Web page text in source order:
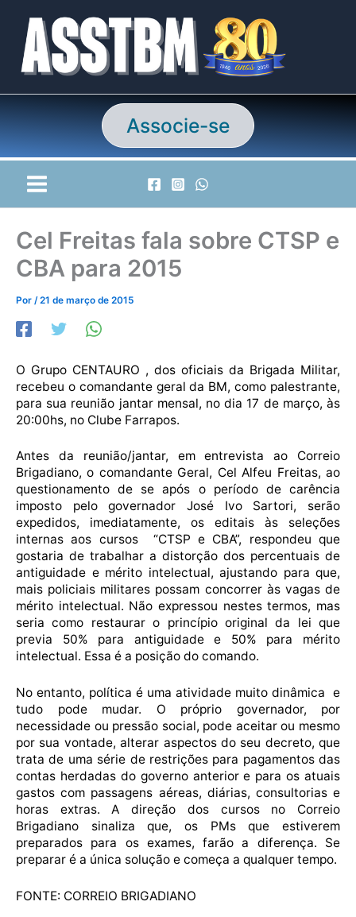
conteúdo
Associe-se
Cel Freitas fala sobre CTSP e
CBA para 2015
Por /21 de março de 2015
O Grupo CENTAURO , dos oficiais da Brigada Militar,
recebeu o comandante geral da BM, como palestrante,
para sua reunião jantar mensal, no dia 17 de março, às
20:00hs, no Clube Farrapos.
Antes da reunião/jantar, em entrevista ao Correio
Brigadiano, o comandante Geral, Cel Alfeu Freitas, ao
questionamento de se após o período de carência
imposto pelo governador José Ivo Sartori, serão
expedidos, imediatamente, os editais às seleções
internas aos cursos “CTSP e CBA”, respondeu que
gostaria de trabalhar a distorção dos percentuais de
antiguidade e mérito intelectual, ajustando para que,
mais policiais militares possam concorrer às vagas de
mérito intelectual. Não expressou nestes termos, mas
seria como restaurar o princípio original da lei que
previa 50% para antiguidade e 50% para mérito
intelectual. Essa é a posição do comando.
No entanto, política é uma atividade muito dinâmica e
tudo pode mudar. O próprio governador, por
necessidade ou pressão social, pode aceitar ou mesmo
por sua vontade, alterar aspectos do seu decreto, que
trata de uma série de restrições para pagamentos das
contas herdadas do governo anterior e para os atuais
gastos com passagens aéreas, diárias, consultorias e
horas extras. A direção dos cursos no Correio
Brigadiano sinaliza que, os PMs que estiverem
preparados para os exames, farão a diferença. Se
preparar é a única solução e começa a qualquer tempo.
FONTE: CORREIO BRIGADIANO